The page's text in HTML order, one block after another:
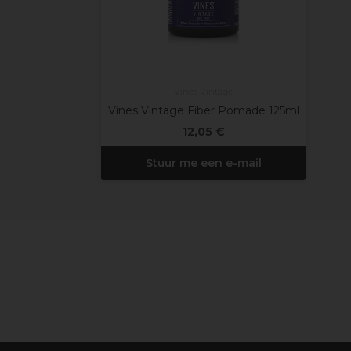
Vines Vintage Fiber Pomade 125ml
12,05 €
Stuur me een e-mail